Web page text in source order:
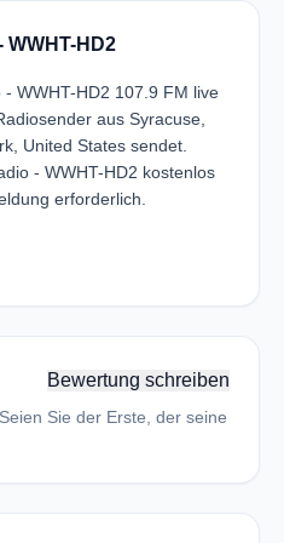
WWHT-HD2
WWHT-HD2 107.9 FM live
aus Syracuse,
United States sendet.
- WWHT-HD2 kostenlos
erforderlich.
Bewertung schreiben
Sie der Erste, der seine